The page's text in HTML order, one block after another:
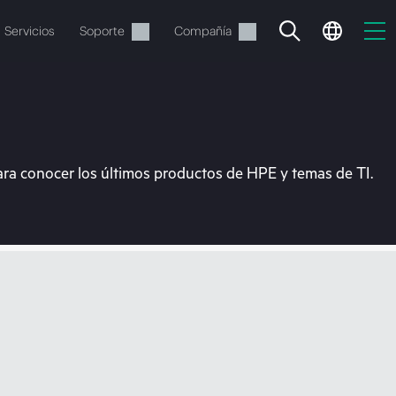
Servicios Soporte Compañía
conocer los últimos productos de HPE y temas de TI.